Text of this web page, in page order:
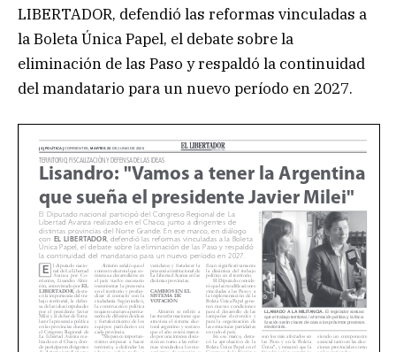
LIBERTADOR, defendió las reformas vinculadas a
la Boleta Única Papel, el debate sobre la
eliminación de las Paso y respaldó la continuidad
del mandatario para un nuevo período en 2027.